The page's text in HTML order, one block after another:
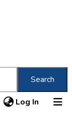
Search
Log In (current)